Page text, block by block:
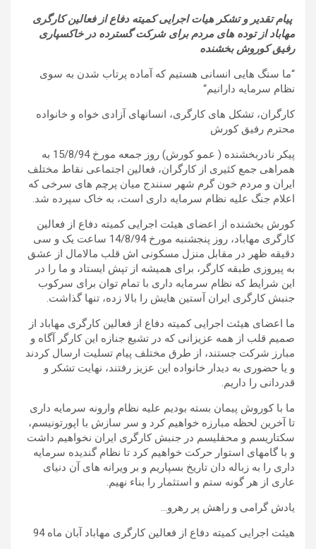
پیام تقدیر و تشکر هیات اجرایی کمیته دفاع از فعالین کارگری
مهاباد از توده های مردم برای شرکت گسترده در خاکسپاری
رفیق کوروش بخشنده
“ما سنگ هایی انسانی هستیم که آماده پرتاب شدن به سوی
نظام سرمایه دارانیم“
کارگران، تشکل های کارگری، انسانهای آزادی خواه و خانواده
محترم رفیق کورش
پیکر نادربخشندە ( عمو کورش) روز جمعه مورخ 15/8/94 به
همراهی جمع کثیری از کارگران، فعالین اجتماعی نقاط مختلف
ایران و مردم خون گرم شهر سنندج میان پرچم های سرخی که
اعلام جنگ علیه نظام سرمایه داری است، به خاک سپرده شد.
کورش بخشنده از اعضای هیئت اجرایی کمیته دفاع از فعالین
کارگری مهاباد، روز پنجشنبه مورخ 14/8/94 ساعت یک و سی
دقیقه ظهر در مقابل منزل مسکونی اش قلب مالامال از عشق
به پیروزی طبقه کارگر، برای همیشه از تپش ایستاد و ما را در
این شرایط که نظام سرمایه داری با تمام توان برای سرکوب
جنبش کارگری ایران آستین هایش را بالا زده، تنها گذاشت.
ما اعضای هیئت اجرایی کمیته دفاع از فعالین کارگری مهاباد از
صمیم قلب از همه عزیزانی که در تشیع جنازه این کارگر آگاه و
مبارز شرکت جستند، از طرق مختلف پیام تسلیت ارسال کردند
و یا حضوری به دیدار خانواده این عزیز رفتند، نهایت تشکر و
قدردانی را داریم.
ما با کوروش پیمان بسته بودیم علیه نظام وارونه سرمایه داری
تا آخرین لحظه مبارزه خواهیم کرد و سر سازش با اپورتونیسم،
سکتاریسم و محفلیسم در جنبش کارگری ایران نخواهیم داشت
و با گامهای استوار حرکت خواهیم کرد تا نظام گندیده سرمایه
داری را به زباله دان تاریخ بسپاریم و بر ویرانه های آن دنیای
عاری از هر گونه ستم و استثمار را بناء نهیم.
یادش گرامی و راهش پر رهرو…
هیئت اجرایی کمیته دفاع از فعالین کارگری مهاباد آبان ماه 94